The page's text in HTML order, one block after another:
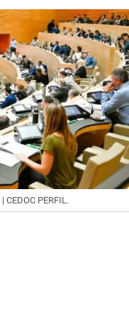
| CEDOC PERFIL.